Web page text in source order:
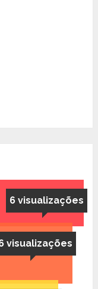
6 visualizações
visualizações